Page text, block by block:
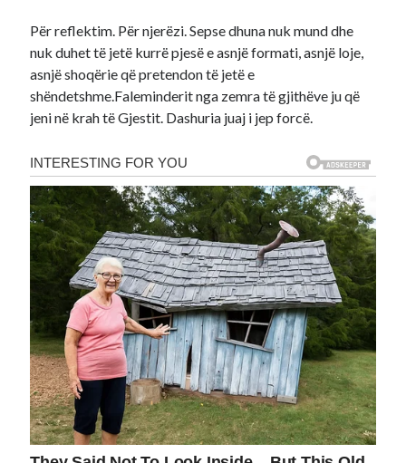
Për reflektim. Për njerëzi. Sepse dhuna nuk mund dhe
nuk duhet të jetë kurrë pjesë e asnjë formati, asnjë loje,
asnjë shoqërie që pretendon të jetë e
shëndetshme.Faleminderit nga zemra të gjithëve ju që
jeni në krah të Gjestit. Dashuria juaj i jep forcë.